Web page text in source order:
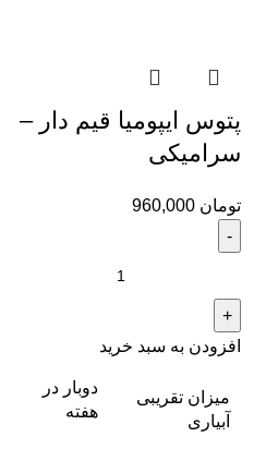
پتوس ایپومیا قیم دار –
سرامیکی
تومان
افزودن به سبد خرید
میزان تقریبی
آبیاری
دوبار در
هفته